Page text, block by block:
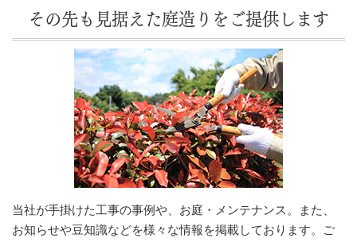
その先も見据えた庭造りをご提供します
当社が手掛けた工事の事例や、お庭・メンテナンス。また、
お知らせや豆知識などを様々な情報を掲載しております。ご